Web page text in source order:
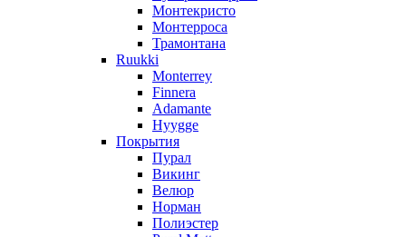
Монтекристо
Монтерроса
Трамонтана
Ruukki
Monterrey
Finnera
Adamante
Hyygge
Покрытия
Пурал
Викинг
Велюр
Норман
Полиэстер